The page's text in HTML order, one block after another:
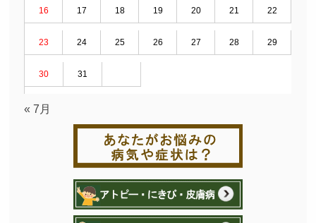
16 17 18 19 20 21 22
23 24 25 26 27 28 29
30 31
« 7月